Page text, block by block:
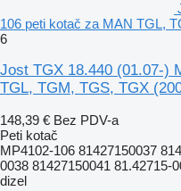
106 peti kotač za MAN TGL,
6
Jost TGX 18.440 (01.07-)
TGL, TGM, TGS, TGX
148,39 € Bez PDV-a
Peti kotač
MP4102-106 81427150037
0038 81427150041 81.42715-
dizel